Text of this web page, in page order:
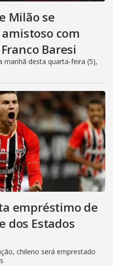
Milão se
com
Baresi
manhã desta quarta-feira (5),
empréstimo de
dos Estados
chileno será emprestado